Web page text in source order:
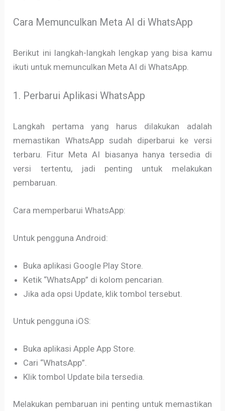
Cara Memunculkan Meta AI di WhatsApp
Berikut ini langkah-langkah lengkap yang bisa kamu
ikuti untuk memunculkan Meta AI di WhatsApp.
1. Perbarui Aplikasi WhatsApp
Langkah pertama yang harus dilakukan adalah
memastikan WhatsApp sudah diperbarui ke versi
terbaru. Fitur Meta AI biasanya hanya tersedia di
versi tertentu, jadi penting untuk melakukan
pembaruan.
Cara memperbarui WhatsApp:
Untuk pengguna Android:
Buka aplikasi Google Play Store.
Ketik “WhatsApp” di kolom pencarian.
Jika ada opsi Update, klik tombol tersebut.
Untuk pengguna iOS:
Buka aplikasi Apple App Store.
Cari “WhatsApp”.
Klik tombol Update bila tersedia.
Melakukan pembaruan ini penting untuk memastikan